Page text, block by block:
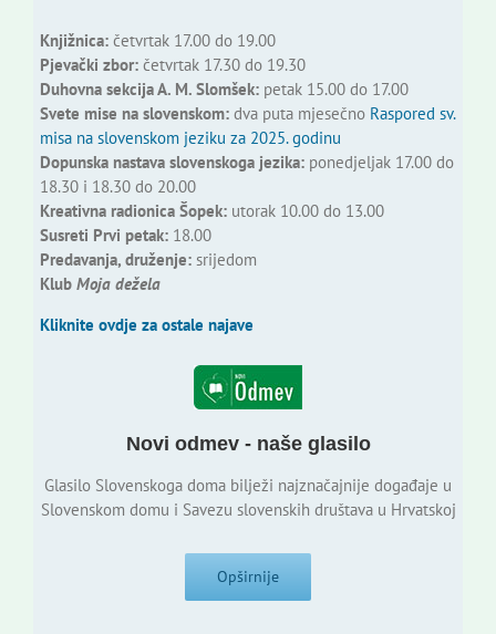
Knjižnica:četvrtak 17.00 do 19.00
Pjevački zbor:četvrtak 17.30 do 19.30
Duhovna sekcija A. M. Slomšek:petak 15.00 do 17.00
Svete mise na slovenskom:dva puta mjesečno Raspored sv.
misa na slovenskom jeziku za 2025. godinu
Dopunska nastava slovenskoga jezika:ponedjeljak 17.00 do
18.30 i 18.30 do 20.00
Kreativna radionica Šopek:utorak 10.00 do 13.00
Susreti Prvi petak:18.00
Predavanja, druženje:srijedom
Klub Moja dežela
Kliknite ovdje za ostale najave
Novi odmev - naše glasilo
Glasilo Slovenskoga doma bilježi najznačajnije događaje u
Slovenskom domu i Savezu slovenskih društava u Hrvatskoj
Opširnije